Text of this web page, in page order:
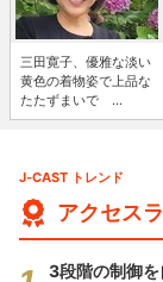
三田寛子、優雅な淡い
黄色の着物姿で上品な
たたずまいで ...
J-CAST トレンド
アクセス
3段階の制御